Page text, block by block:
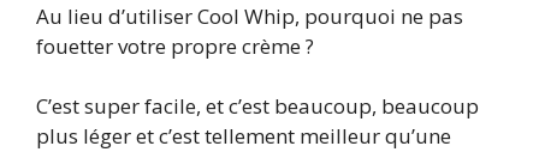
Au lieu d’utiliser Cool Whip, pourquoi ne pas
fouetter votre propre crème ?
C’est super facile, et c’est beaucoup, beaucoup
plus léger et c’est tellement meilleur qu’une